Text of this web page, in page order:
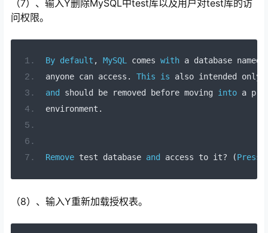
（7）、输入Y删除MySQL中test库以及用户对test库的访
问权限。
By default , MySQL comes with a database named
anyone can access . This is also intended only
and should be removed before moving into a
environment .
Remove test database and access to it? (Press
（8）、输入Y重新加载授权表。